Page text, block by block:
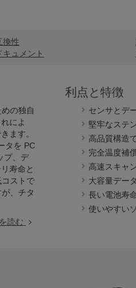
換性
キュメント
の独自
によ
ます。
タを PC
プ、デ
寿命と
ストで
、チタ
読む
利点と特徴
センサとデ
堅牢なステ
高品質構造
完全温度補
高速スキャ
大容量デー
長い電池寿
使いやすい